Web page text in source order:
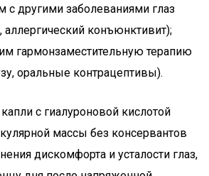
с другими заболеваниями глаз
аллергический конъюнктивит);
гармонзаместительную терапию
оральные контрацептивы).
с гиалуроновой кислотой
массы без консервантов
дискомфорта и усталости глаз,